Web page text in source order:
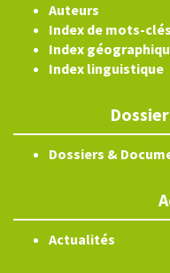
Auteurs
Index de mots-clés
Index
Index linguistique
Dossiers &
Actualités